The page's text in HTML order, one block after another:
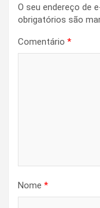
O seu endereço de
obrigatórios são
Comentário *
Nome *